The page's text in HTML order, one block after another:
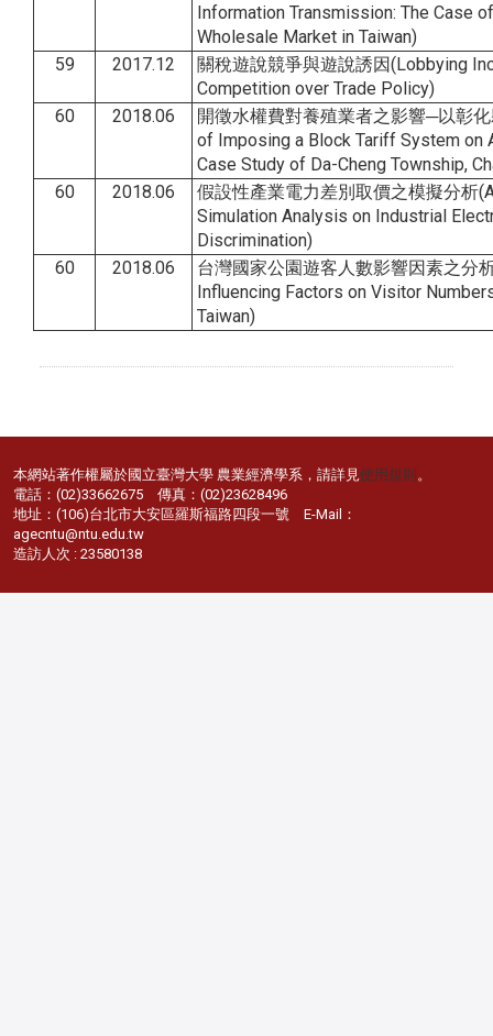
Information Transmission: The Case
Wholesale Market in Taiwan)
59
2017.12
關稅遊說競爭與遊說誘因(Lobbying
Competition over Trade Policy)
60
2018.06
開徵水權費對養殖業者之影響─以彰
of Imposing a Block Tariff System on
Case Study of Da-Cheng Township,
60
2018.06
假設性產業電力差別取價之模擬分析
Simulation Analysis on Industrial
Discrimination)
60
2018.06
台灣國家公園遊客人數影響因素之分
Influencing Factors on Visitor
Taiwan)
本網站著作權屬於國立臺灣大學 農業經濟學系，請詳見使用規則 。
電話：(02)33662675 傳真：(02)23628496
地址：(106)台北市大安區羅斯福路四段一號 E-Mail：
agecntu@ntu.edu.tw
造訪人次 : 23580138